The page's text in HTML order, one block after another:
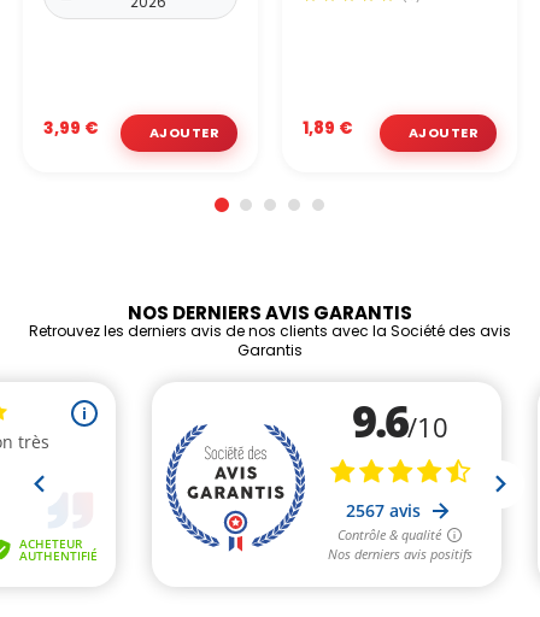
3,99 € 1,89 €
NOS DERNIERS AVIS GARANTIS
Retrouvez les derniers avis de nos clients avec la Société des avis
Garantis